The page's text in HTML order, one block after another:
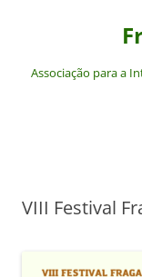
Associação para a
VIII Festival